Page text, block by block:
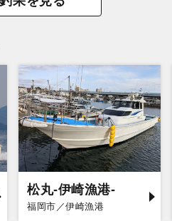
松丸-伊崎漁港-
福岡市／伊崎漁港